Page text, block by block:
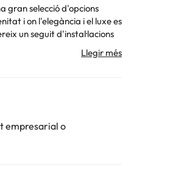
gran selecció d'opcions
i on l'elegància i el luxe es
un seguit d'instal·lacions
en el qual treballar i
empresarial o